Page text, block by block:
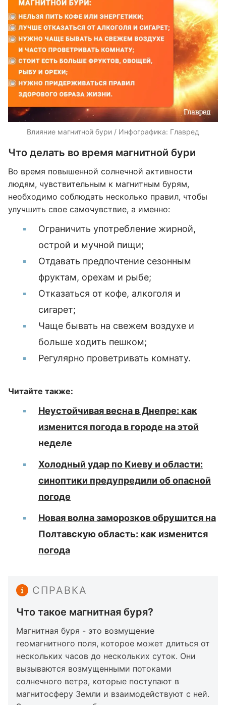
Влияние магнитной бури / Инфографика: Главред
Что делать во время магнитной бури
Во время повышенной солнечной активности
людям, чувствительным к магнитным бурям,
необходимо соблюдать несколько правил, чтобы
улучшить свое самочувствие, а именно:
Ограничить употребление жирной,
острой и мучной пищи;
Отдавать предпочтение сезонным
фруктам, орехам и рыбе;
Отказаться от кофе, алкоголя и
сигарет;
Чаще бывать на свежем воздухе и
больше ходить пешком;
Регулярно проветривать комнату.
Читайте также:
Неустойчивая весна в Днепре: как
изменится погода в городе на этой
неделе
Холодный удар по Киеву и области:
синоптики предупредили об опасной
погоде
Новая волна заморозков обрушится на
Полтавскую область: как изменится
погода
СПРАВКА
Что такое магнитная буря?
Магнитная буря - это возмущение
геомагнитного поля, которое может длиться от
нескольких часов до нескольких суток. Они
вызываются возмущенными потоками
солнечного ветра, которые поступают в
магнитосферу Земли и взаимодействуют с ней.